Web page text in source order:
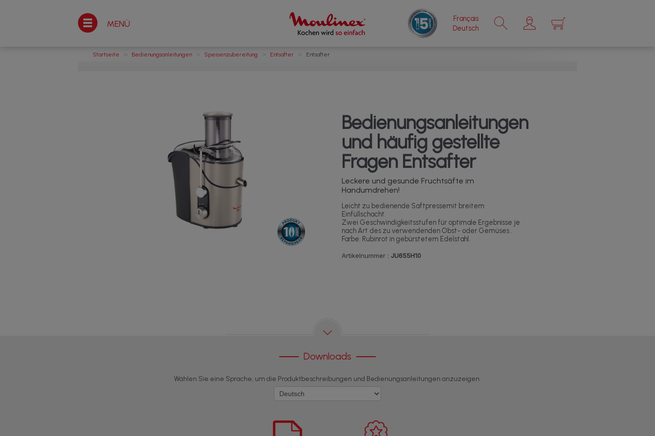
MENÜ
Français
Deutsch
×
Startseite > Bedienungsanleitungen Speisenzubereitung Entsafter Entsafter
Bedienungsanleitungen
und häufig gestellte
Fragen Entsafter
Leckere und gesunde Fruchtsäfte im
Handumdrehen!
Leicht zu bedienende Saftpressemit breitem
Einfüllschacht.
Zwei Geschwindigkeitsstufen für optimale Ergebnisse je
nach Art des zu verwendenden Obst- oder Gemüses .
Farbe: Rubinrot in gebürstetem Edelstahl.
Artikelnummer : JU655H10
Downloads
Wählen Sie eine Sprache, um die Produktbeschreibungen und Bedienungsanleitungen anzuzeigen: